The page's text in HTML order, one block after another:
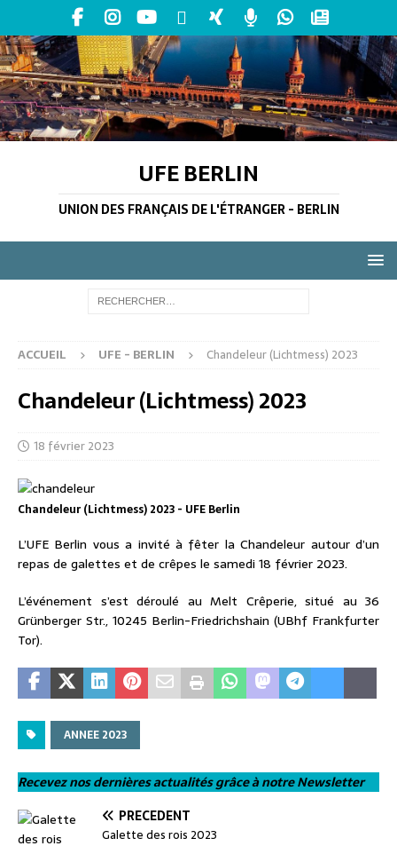
UFE BERLIN
UNION DES FRANÇAIS DE L'ÉTRANGER - BERLIN
ACCUEIL UFE - BERLIN Chandeleur (Lichtmess) 2023
Chandeleur (Lichtmess) 2023
18 février 2023
Chandeleur (Lichtmess) 2023 - UFE Berlin
L’UFE Berlin vous a invité à fêter la Chandeleur autour d’un
repas de galettes et de crêpes le samedi 18 février 2023.
L’événement s’est déroulé au Melt Crêperie, situé au 36
Grünberger Str., 10245 Berlin-Friedrichshain (UBhf Frankfurter
Tor).
ANNEE 2023
Recevez nos dernières actualités grâce à notre Newsletter
PRÉCÉDENT
Galette des rois 2023